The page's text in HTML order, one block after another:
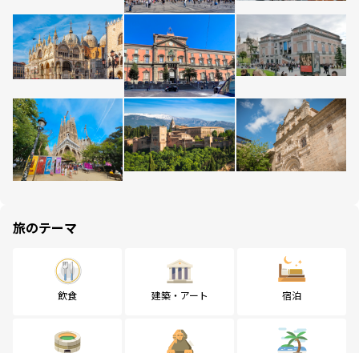
旅のテーマ
飲食 建築・アート 宿泊